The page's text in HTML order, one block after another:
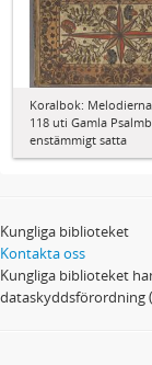
Koralbok:
118 uti Gamla
enstämmigt satta
Kungliga biblioteket
Kontakta oss
Kungliga biblioteket
dataskyddsförordning